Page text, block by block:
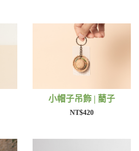
小帽子吊飾 | 藺子
NT$420